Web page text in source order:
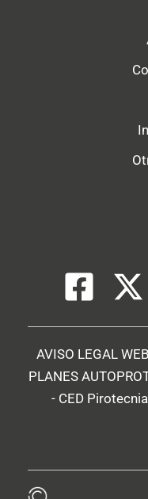
AVISO LEGAL WEB
PLANES
- CED Pirotecnia